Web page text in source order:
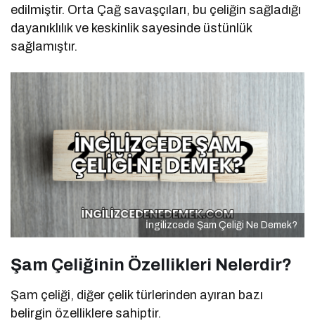
edilmiştir. Orta Çağ savaşçıları, bu çeliğin sağladığı
dayanıklılık ve keskinlik sayesinde üstünlük
sağlamıştır.
İngilizcede Şam Çeliği Ne Demek?
Şam Çeliğinin Özellikleri Nelerdir?
Şam çeliği, diğer çelik türlerinden ayıran bazı
belirgin özelliklere sahiptir.